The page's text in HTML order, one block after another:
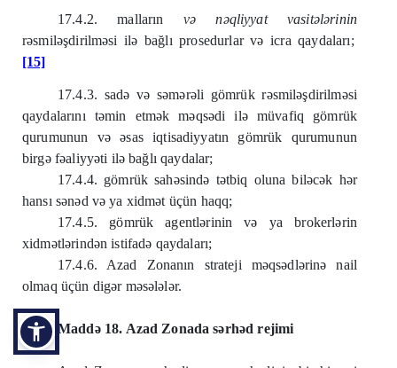
17.4.2. malların və nəqliyyat vasitələrinin
rəsmiləşdirilməsi ilə bağlı prosedurlar və icra qaydaları;
[15]
17.4.3. sadə və səmərəli gömrük rəsmiləşdirilməsi
qaydalarını təmin etmək məqsədi ilə müvafiq gömrük
qurumunun və əsas iqtisadiyyatın gömrük qurumunun
birgə fəaliyyəti ilə bağlı qaydalar;
17.4.4. gömrük sahəsində tətbiq oluna biləcək hər
hansı sənəd və ya xidmət üçün haqq;
17.4.5. gömrük agentlərinin və ya brokerlərin
xidmətlərindən istifadə qaydaları;
17.4.6. Azad Zonanın strateji məqsədlərinə nail
olmaq üçün digər məsələlər.
Maddə 18. Azad Zonada sərhəd rejimi